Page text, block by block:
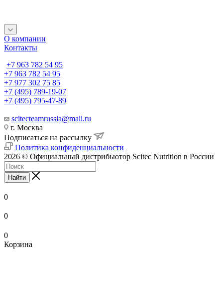
О компании
Контакты
+7 963 782 54 95
+7 963 782 54 95
+7 977 302 75 85
+7 (495) 789-19-07
+7 (495) 795-47-89
scitecteamrussia@mail.ru
г. Москва
Подписаться на рассылку
Политика конфиденциальности
2026 © Официальный дистрибьютор Scitec Nutrition в России
Найти
0
0
0
Корзина